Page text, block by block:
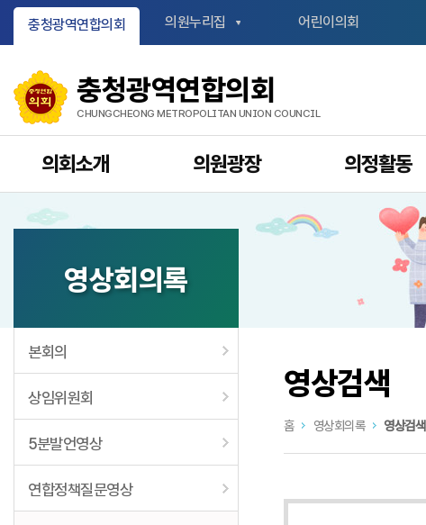
충청광역연합의회
CHUNGCHEONG METROPOLITAN UNION COUNCIL
충청광역연합의회 의원누리집 어린이의회
의회소개 의원광장 의정활동
영상회의록
본회의
상임위원회
5분발언영상
연합정책질문영상
홈 영상회의록 영상검색
영상검색